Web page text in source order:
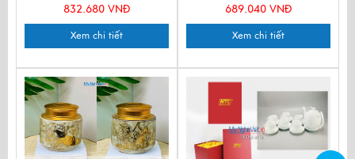
832.680 VNĐ
Xem chi tiết
689.040 VNĐ
Xem chi tiết